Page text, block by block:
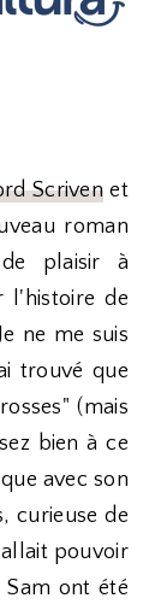
Scriven et
roman
plaisir à
l'histoire de
ne me suis
trouvé que
(mais
bien à ce
avec son
curieuse de
pouvoir
ont été